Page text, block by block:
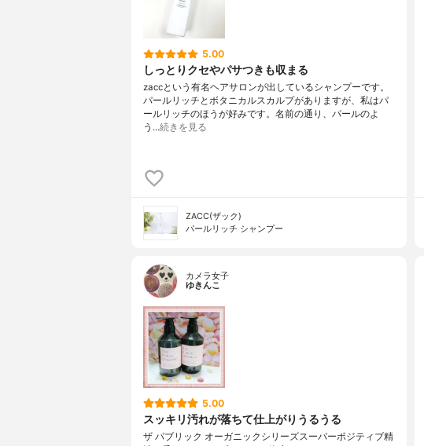
5.00
しっとりクセやパサつきも収まる
zaccという有名ヘアサロンが出しているシャンプーです。
パールリッチとボタニカルスカルプがありますが、私はパ
ールリッチのほうが好みです。名前の通り、パールのよ
う…続きを見る
ZACC(ザック)
パールリッチ シャンプー
カメラ女子
ゆきんこ
5.00
スッキリ汚れが落ちて仕上がりうるうる
ザ パブリック オーガニックシリーズスーパーポジティブ精